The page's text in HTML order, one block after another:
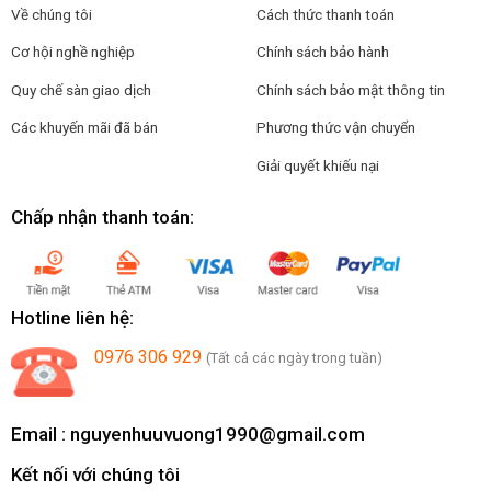
Về chúng tôi
Cơ hội nghề nghiệp
Quy chế sàn giao dịch
Các khuyến mãi đã bán
Cách thức thanh toán
Chính sách bảo hành
Chính sách bảo mật thông tin
Phương thức vận chuyển
Giải quyết khiếu nại
Chấp nhận thanh toán:
Hotline liên hệ:
0976 306 929 (Tất cả các ngày trong tuần)
Email : nguyenhuuvuong1990@gmail.com
Kết nối với chúng tôi